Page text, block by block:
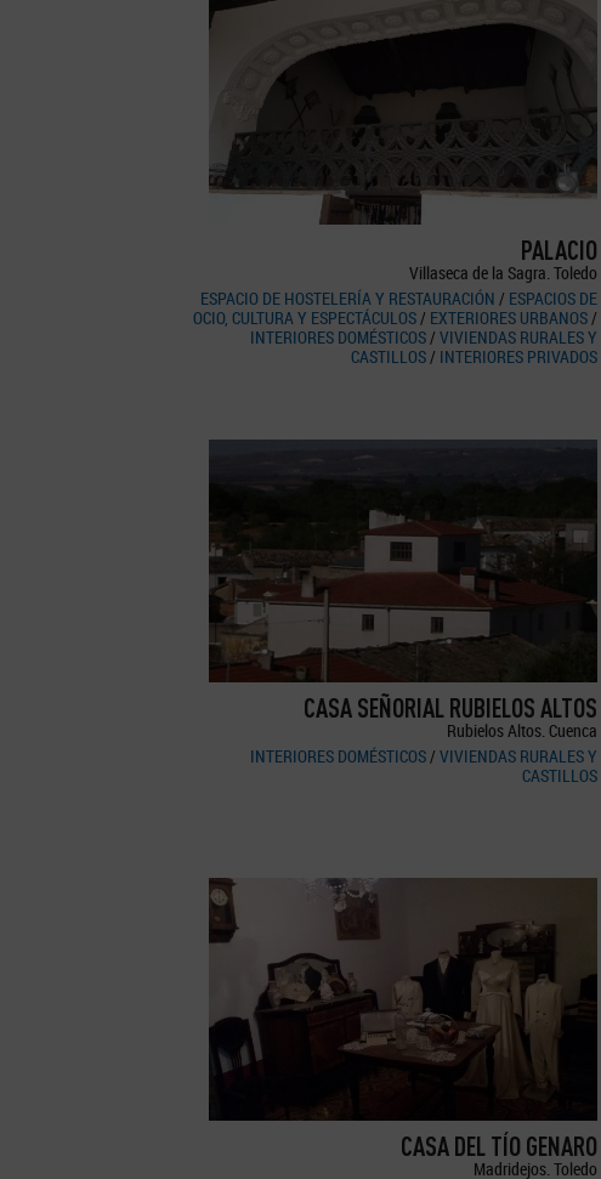
PALACIO
Villaseca de la Sagra. Toledo
ESPACIO DE HOSTELERÍA Y RESTAURACIÓN / ESPACIOS DE
OCIO, CULTURA Y ESPECTÁCULOS/ EXTERIORES URBANOS/
INTERIORES DOMÉSTICOS/ VIVIENDAS RURALES Y
CASTILLOS/ INTERIORES PRIVADOS
CASA SEÑORIAL RUBIELOS ALTOS
Rubielos Altos. Cuenca
INTERIORES DOMÉSTICOS/ VIVIENDAS RURALES Y
CASTILLOS
CASA DEL TÍO GENARO
Madridejos. Toledo